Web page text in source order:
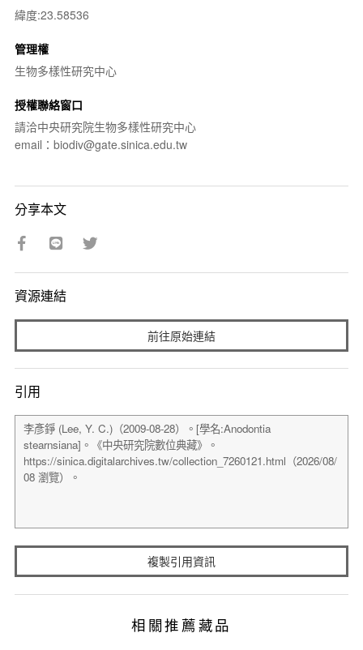
緯度:23.58536
管理權
生物多樣性研究中心
授權聯絡窗口
請洽中央研究院生物多樣性研究中心
email：biodiv@gate.sinica.edu.tw
分享本文
資源連結
前往原始連結
引用
複製引用資訊
相關推薦藏品